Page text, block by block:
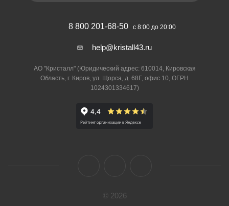
8 800 201-68-50 с 8:00 до 20:00
help@kristall43.ru
АО "Кристалл" (Юридический адрес: 610014, Кировская
Область, г. Киров, ул. Щорса, д. 68Г, офис 10, ОГРН
1024301334617)
© 2026